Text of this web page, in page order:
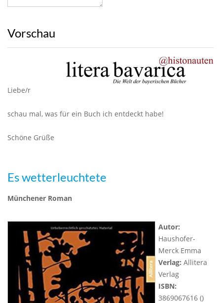
Vorschau
Liebe/r
schau mal, was für ein Buch ich entdeckt habe!
Schöne Grüße
Es wetterleuchtete
Münchener Roman
Autor:
Haushofer-
Merck Emma
Verlag: Allitera
Verlag
ISBN:
3869067616 ()